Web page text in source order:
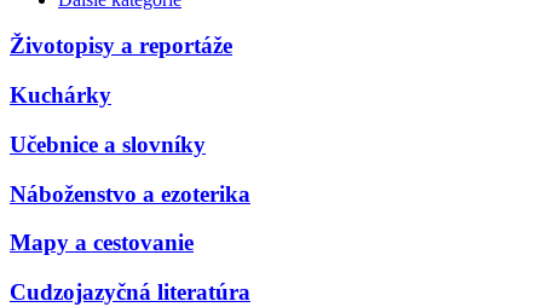
Životopisy a reportáže
Kuchárky
Učebnice a slovníky
Náboženstvo a ezoterika
Mapy a cestovanie
Cudzojazyčná literatúra